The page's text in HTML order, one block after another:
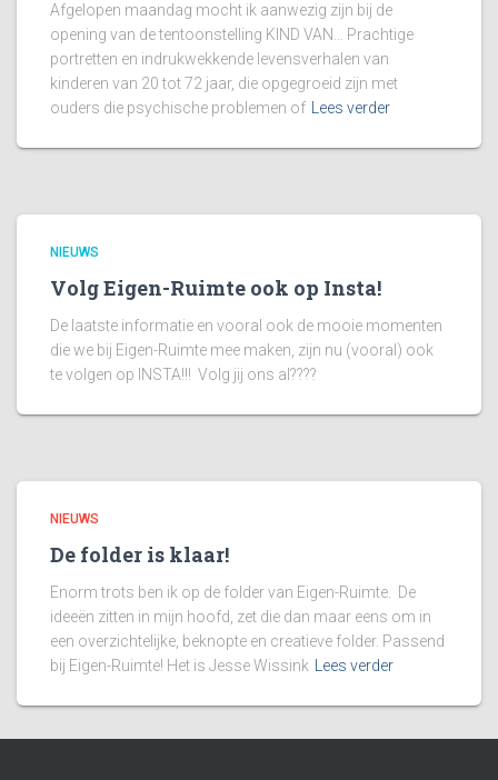
Afgelopen maandag mocht ik aanwezig zijn bij de
opening van de tentoonstelling KIND VAN… Prachtige
portretten en indrukwekkende levensverhalen van
kinderen van 20 tot 72 jaar, die opgegroeid zijn met
ouders die psychische problemen of
Lees verder
NIEUWS
Volg Eigen-Ruimte ook op Insta!
De laatste informatie en vooral ook de mooie momenten
die we bij Eigen-Ruimte mee maken, zijn nu (vooral) ook
te volgen op INSTA!!! Volg jij ons al????
NIEUWS
De folder is klaar!
Enorm trots ben ik op de folder van Eigen-Ruimte. De
ideeën zitten in mijn hoofd, zet die dan maar eens om in
een overzichtelijke, beknopte en creatieve folder. Passend
bij Eigen-Ruimte! Het is Jesse Wissink
Lees verder